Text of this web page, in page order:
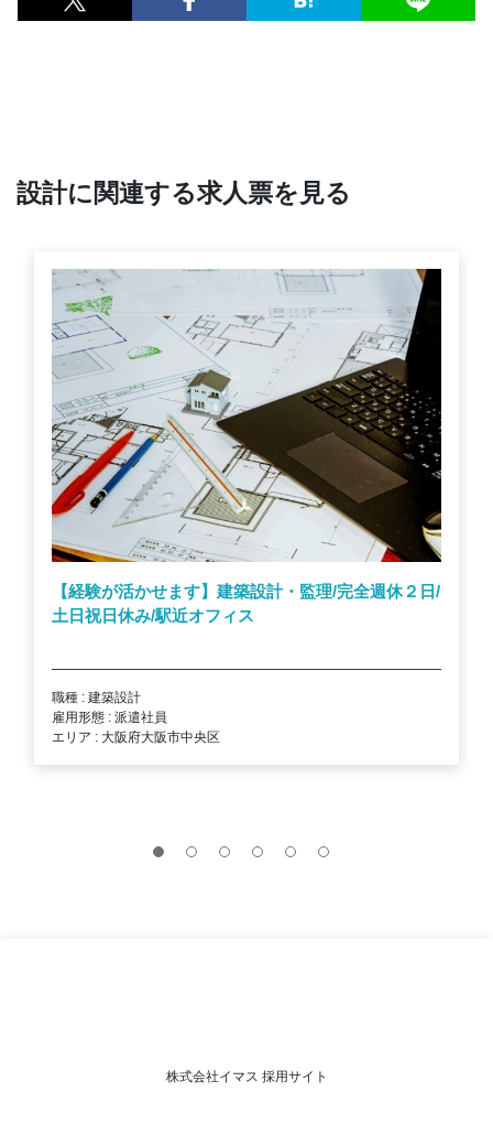
設計に関連する求人票を見る
【経験が活かせます】建築設計・監理/完全週休２日/
土日祝日休み/駅近オフィス
職種 : 建築設計
雇用形態 : 派遣社員
エリア : 大阪府大阪市中央区
株式会社イマス 採用サイト